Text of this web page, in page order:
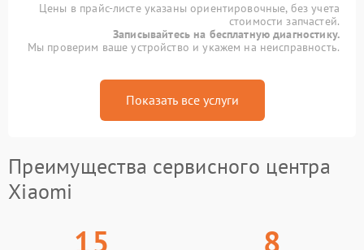
Цены в прайс-листе указаны ориентировочные, без учета
стоимости запчастей.
Записывайтесь на бесплатную диагностику.
Мы проверим ваше устройство и укажем на неисправность.
Показать все услуги
Преимущества сервисного центра
Xiaomi
15 8